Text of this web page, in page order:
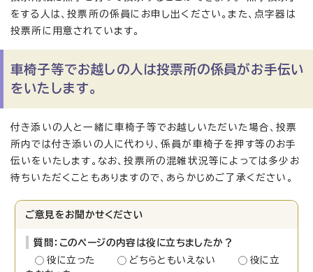
をする人は、投票所の係員にお申し出ください。また、点字器は
投票所に用意されています。
車椅子等でお越しの人は投票所の係員がお手伝い
をいたします。
付き添いの人と一緒に車椅子等でお越しいただいた場合、投票
所内では付き添いの人に代わり、係員が車椅子を押す等のお手
伝いをいたします。なお、投票所の混雑状況等によっては多少お
待ちいただくこともありますので、あらかじめご了承ください。
ご意見をお聞かせください
質問：このページの内容は役に立ちましたか？
役に立った
どちらともいえない
役に立